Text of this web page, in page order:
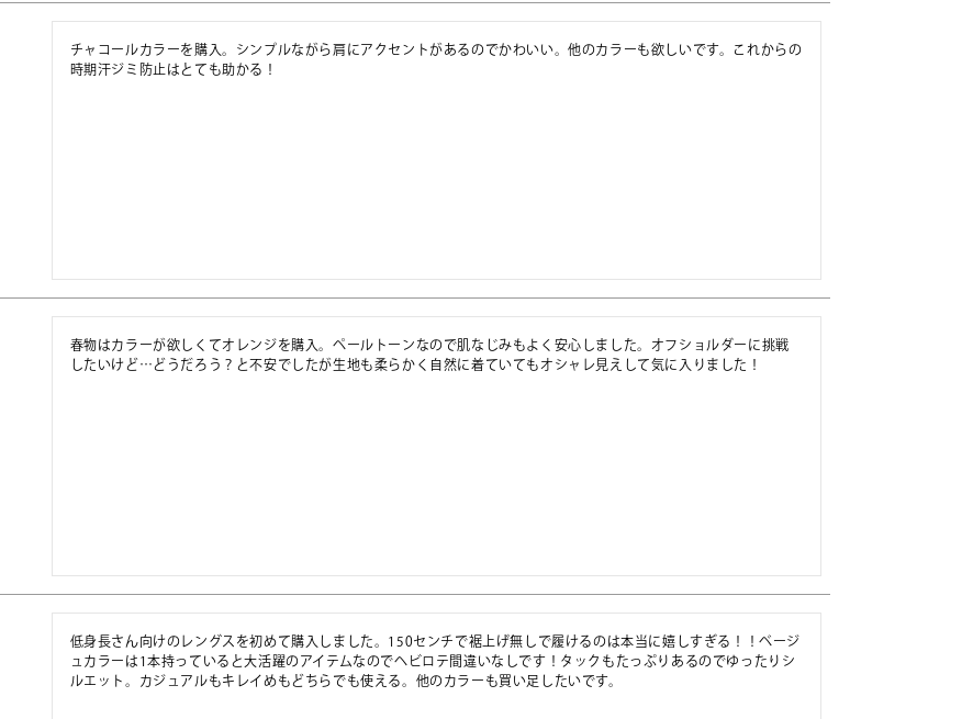
チャコールカラーを購入。シンプルながら肩にアクセントがあるのでかわいい。他のカラーも欲しいです。これからの
時期汗ジミ防止はとても助かる！
春物はカラーが欲しくてオレンジを購入。ペールトーンなので肌なじみもよく安心しました。オフショルダーに挑戦
したいけど…どうだろう？と不安でしたが生地も柔らかく自然に着ていてもオシャレ見えして気に入りました！
低身長さん向けのレングスを初めて購入しました。150センチで裾上げ無しで履けるのは本当に嬉しすぎる！！ベージ
ュカラーは1本持っていると大活躍のアイテムなのでヘビロテ間違いなしです！タックもたっぷりあるのでゆったりシ
ルエット。カジュアルもキレイめもどちらでも使える。他のカラーも買い足したいです。